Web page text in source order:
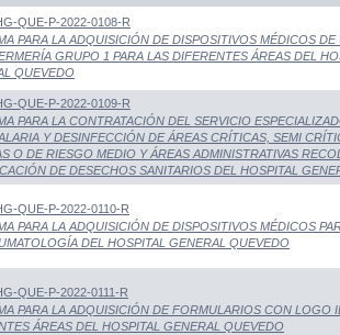
QUE-P-2022-0108-R
PARA LA ADQUISICIÓN DE DISPOSITIVOS MÉDICOS DE
GRUPO 1 PARA LAS DIFERENTES ÁREAS DEL
QUEVEDO
QUE-P-2022-0109-R
PARA LA CONTRATACIÓN DEL SERVICIO
Y DESINFECCIÓN DE ÁREAS CRÍTICAS, SEMI
O DE RIESGO MEDIO Y ÁREAS ADMINISTRATIVAS
DE DESECHOS SANITARIOS DEL HOSPITAL
QUE-P-2022-0110-R
PARA LA ADQUISICIÓN DE DISPOSITIVOS MÉDICOS
DEL HOSPITAL GENERAL QUEVEDO
QUE-P-2022-0111-R
PARA LA ADQUISICIÓN DE FORMULARIOS CON LOGO
ÁREAS DEL HOSPITAL GENERAL QUEVEDO